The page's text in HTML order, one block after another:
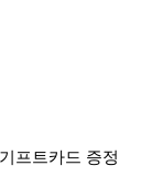
프트카드 증정